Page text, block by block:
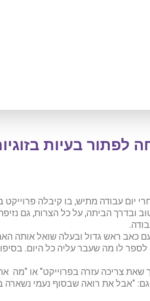
לפתור בעיות
יום עבודה מתיש, בו קיבלה
ובדרך הביתה, על כל הצרות, גם
כאב ראש גדול ובעלה שואל אותה
לו מה שעבר עליה כל היום.
שאת צריכה עזרה בפרוייקט" או
"אבל את רואה שבסוף נעמי נשארה